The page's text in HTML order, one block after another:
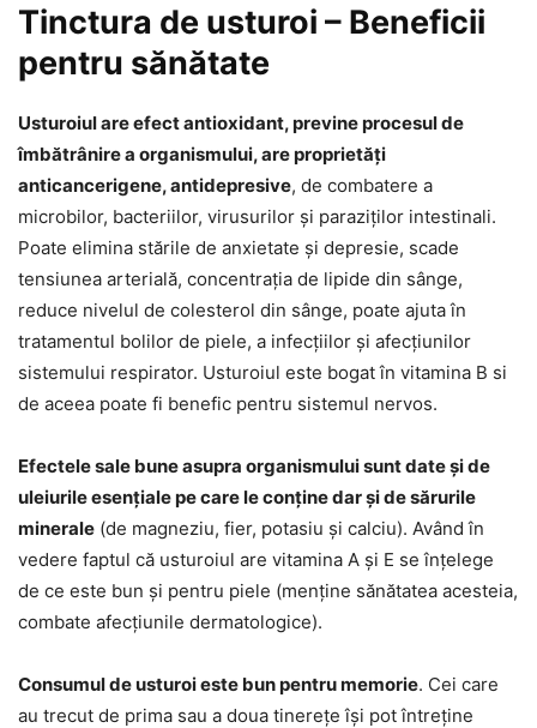
Tinctura de usturoi – Beneficii
pentru sănătate
Usturoiul are efect antioxidant, previne procesul de
îmbătrânire a organismului, are proprietăți
anticancerigene, antidepresive, de combatere a
microbilor, bacteriilor, virusurilor și paraziților intestinali.
Poate elimina stările de anxietate și depresie, scade
tensiunea arterială, concentrația de lipide din sânge,
reduce nivelul de colesterol din sânge, poate ajuta în
tratamentul bolilor de piele, a infecțiilor și afecțiunilor
sistemului respirator. Usturoiul este bogat în vitamina B si
de aceea poate fi benefic pentru sistemul nervos.
Efectele sale bune asupra organismului sunt date și de
uleiurile esențiale pe care le conține dar și de sărurile
minerale (de magneziu, fier, potasiu și calciu). Având în
vedere faptul că usturoiul are vitamina A și E se înțelege
de ce este bun și pentru piele (menține sănătatea acesteia,
combate afecțiunile dermatologice).
Consumul de usturoi este bun pentru memorie. Cei care
au trecut de prima sau a doua tinerețe își pot întreține